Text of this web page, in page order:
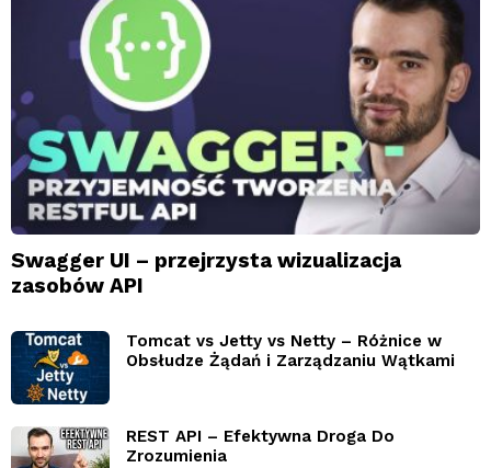
Swagger UI – przejrzysta wizualizacja
zasobów API
Tomcat vs Jetty vs Netty – Różnice w
Obsłudze Żądań i Zarządzaniu Wątkami
REST API – Efektywna Droga Do
Zrozumienia